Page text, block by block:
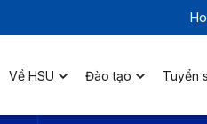
Về HSU Đào tạo Tuyển